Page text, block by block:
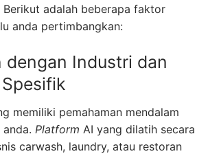
Berikut adalah beberapa faktor
anda pertimbangkan:
dengan Industri dan
memiliki pemahaman mendalam
Platform AI yang dilatih secara
carwash, laundry, atau restoran